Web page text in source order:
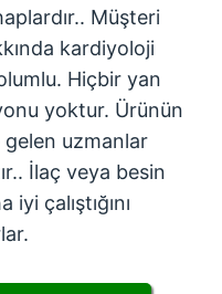
Müşteri
kardiyoloji
Hiçbir yan
yoktur. Ürünün
uzmanlar
İlaç veya besin
çalıştığını